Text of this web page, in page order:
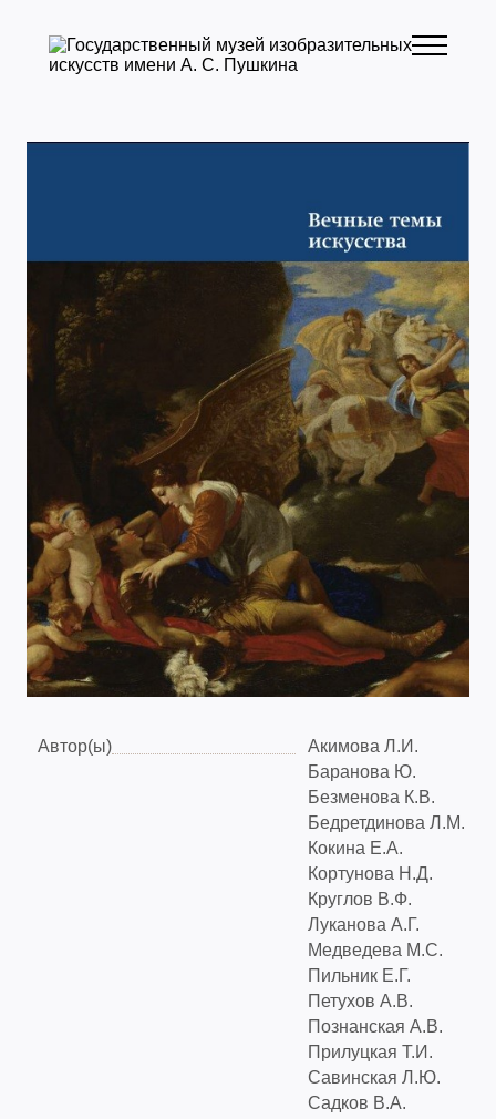
Автор(ы)
Акимова Л.И.
Баранова Ю.
Безменова К.В.
Бедретдинова Л.М.
Кокина Е.А.
Кортунова Н.Д.
Круглов В.Ф.
Луканова А.Г.
Медведева М.С.
Пильник Е.Г.
Петухов А.В.
Познанская А.В.
Прилуцкая Т.И.
Савинская Л.Ю.
Садков В.А.